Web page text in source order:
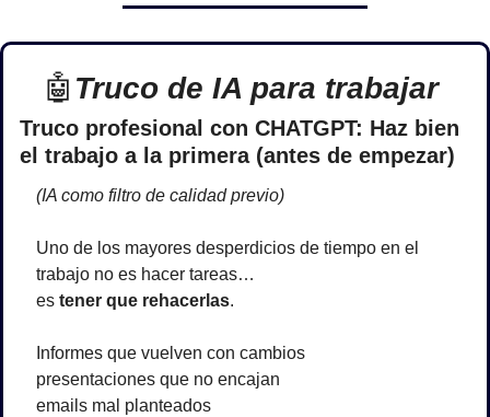
🤖 Truco de IA para trabajar
Truco profesional con CHATGPT: Haz bien
el trabajo a la primera (antes de empezar)
(IA como filtro de calidad previo)
Uno de los mayores desperdicios de tiempo en el
trabajo no es hacer tareas…
es tener que rehacerlas.
Informes que vuelven con cambios
presentaciones que no encajan
emails mal planteados